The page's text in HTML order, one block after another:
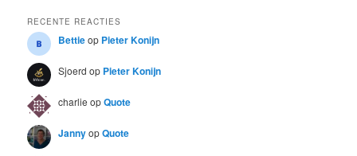
RECENTE REACTIES
Bettieop Pieter Konijn
Sjoerd op Pieter Konijn
charlie opQuote
JannyopQuote